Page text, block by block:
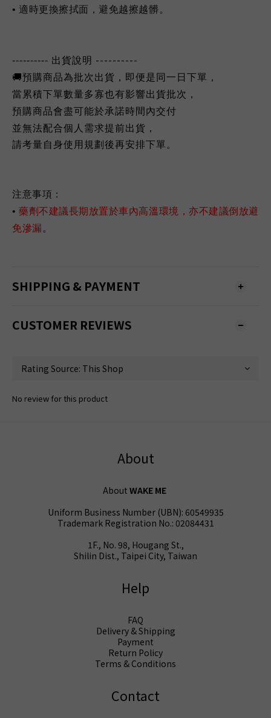
• 適時更換擦拭面，避免越擦越髒。
---------- 出貨說明 ----------
🚚預購商品為批次出貨，即便是同一日下單，
當累積下單數量多寡也有影響出貨批次，
預購商品會盡可能於承諾時間內交付
並無法配合個人需求提前出貨，
請考量自身使用規劃後再安排下單。
注意事項：
•藥劑不建議長期放置於車內高溫環境，亦不建議倒放避
免滲漏 。
SHIPPING & PAYMENT
CUSTOMER REVIEWS
No review for this product
About
About WAKE ME
Uniform Business Number (UBN): 60549935
Trademark Registration No.: 02084431
1F., No. 98, Hougang St.,
Shilin Dist., Taipei City, Taiwan
Help
FAQ
Delivery & Shipping
Payment
Return Policy
Terms & Conditions
Contact